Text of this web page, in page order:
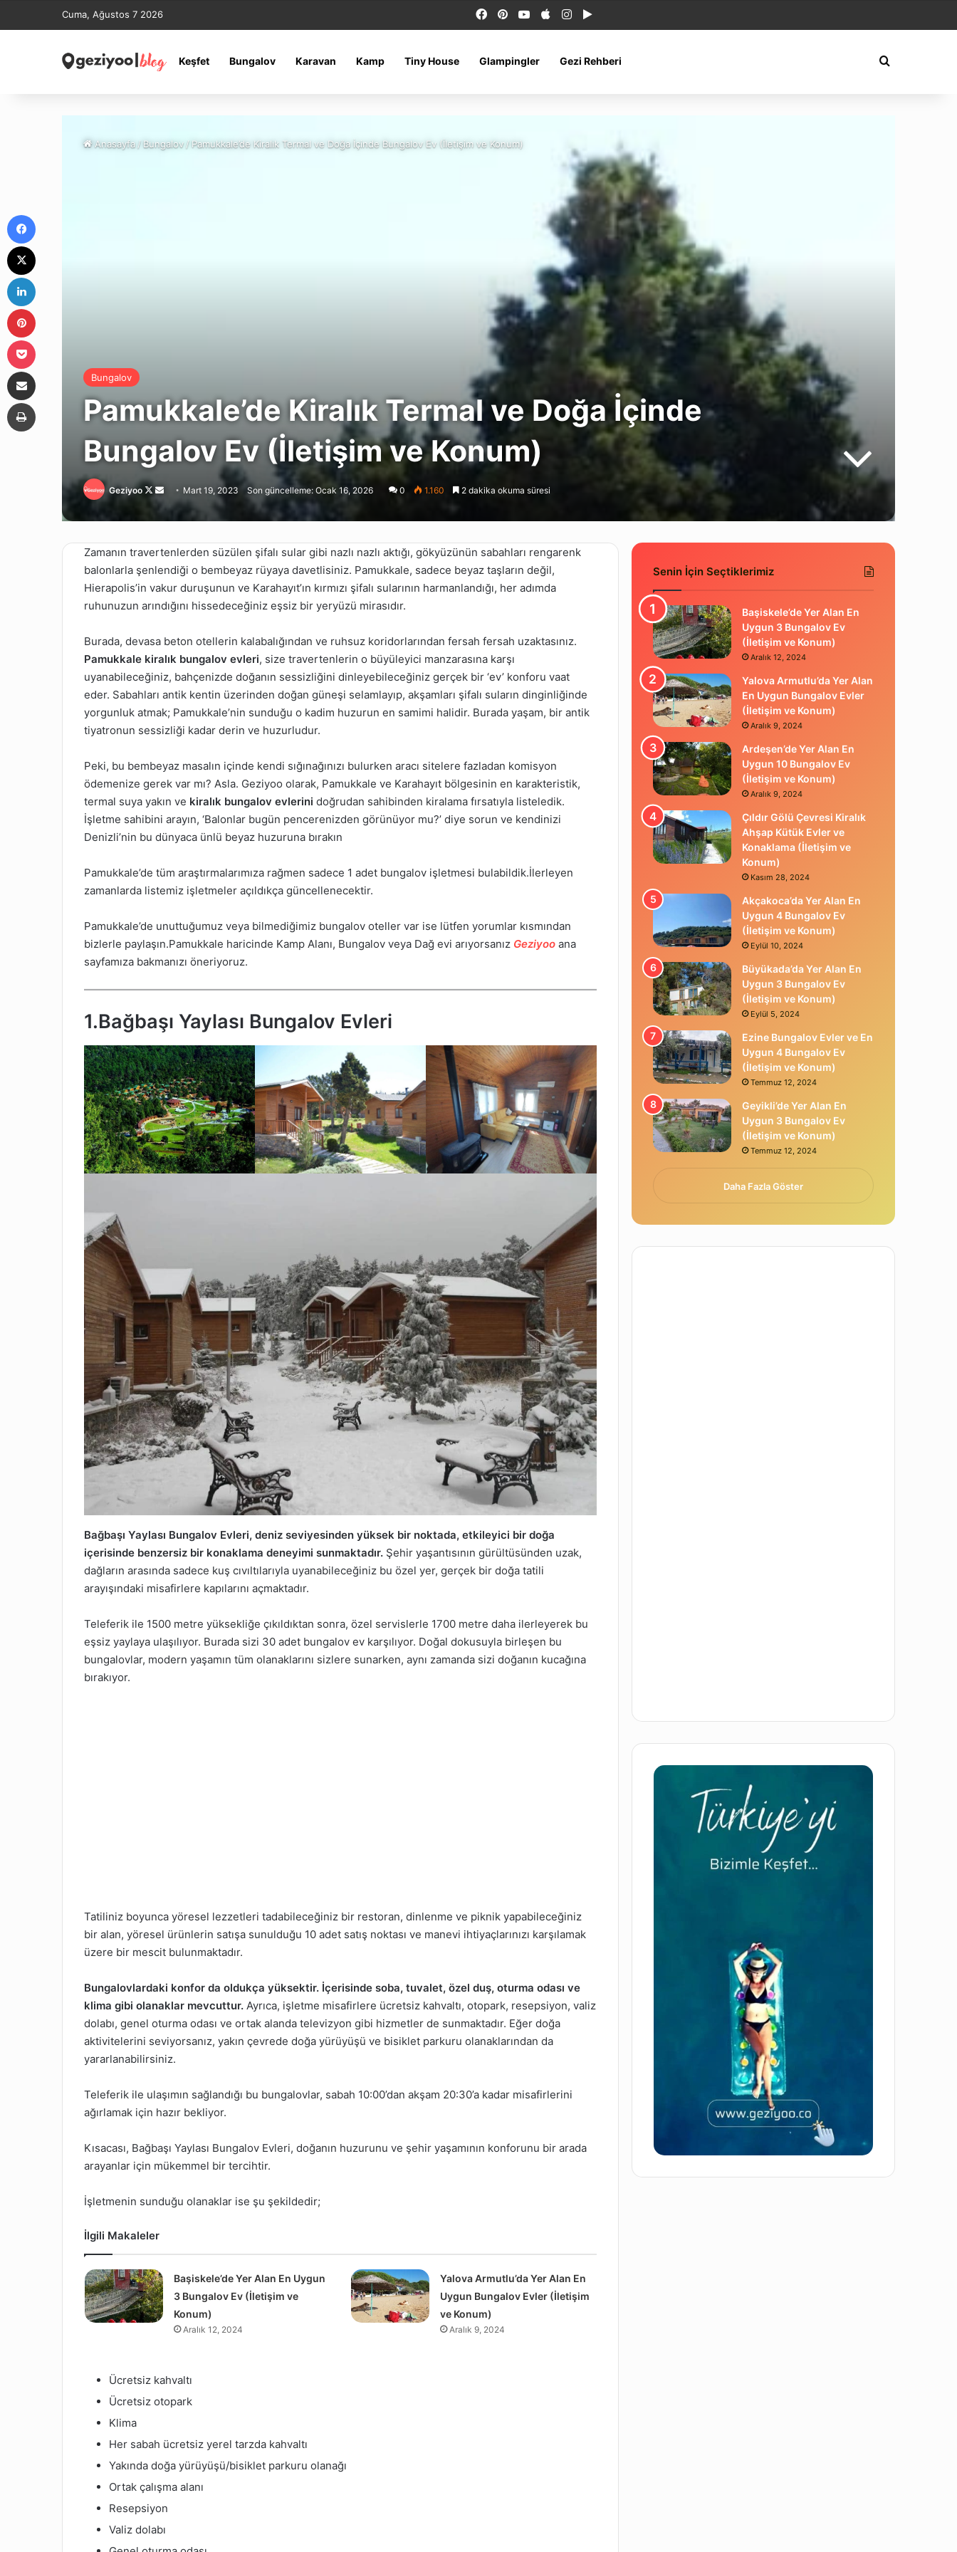
Cuma, Ağustos 7 2026 Facebook
PinterestYouTube
AppleInstagram
Google Play
Keşfet Bungalov Karavan Kamp Tiny House Glampingler Gezi Rehberi Arama yap
Anasayfa/Bungalov/Pamukkale’de Kiralık Termal ve Doğa İçinde Bungalov Ev (İletişim ve Konum)
Bungalov
Pamukkale’de Kiralık Termal ve Doğa İçinde
Bungalov Ev (İletişim ve Konum)
Geziyoo
Follow
X
Bir
e-
posta
Mart 19, 2023 Son güncelleme: Ocak 16, 2026 0 1.160 2 dakika okuma süresi
Zamanın travertenlerden süzülen şifalı sular gibi nazlı nazlı aktığı, gökyüzünün sabahları rengarenk
balonlarla şenlendiği o bembeyaz rüyaya davetlisiniz. Pamukkale, sadece beyaz taşların değil,
Hierapolis’in vakur duruşunun ve Karahayıt’ın kırmızı şifalı sularının harmanlandığı, her adımda
ruhunuzun arındığını hissedeceğiniz eşsiz bir yeryüzü mirasıdır.
Burada, devasa beton otellerin kalabalığından ve ruhsuz koridorlarından fersah fersah uzaktasınız.
Pamukkale kiralık bungalov evleri, size travertenlerin o büyüleyici manzarasına karşı
uyanabileceğiniz, bahçenizde doğanın sessizliğini dinleyebileceğiniz gerçek bir ‘ev’ konforu vaat
eder. Sabahları antik kentin üzerinden doğan güneşi selamlayıp, akşamları şifalı suların dinginliğinde
yorgunluk atmak; Pamukkale’nin sunduğu o kadim huzurun en samimi halidir. Burada yaşam, bir antik
tiyatronun sessizliği kadar derin ve huzurludur.
Peki, bu bembeyaz masalın içinde kendi sığınağınızı bulurken aracı sitelere fazladan komisyon
ödemenize gerek var mı? Asla. Geziyoo olarak, Pamukkale ve Karahayıt bölgesinin en karakteristik,
termal suya yakın ve kiralık bungalov evlerini doğrudan sahibinden kiralama fırsatıyla listeledik.
İşletme sahibini arayın, ‘Balonlar bugün pencerenizden görünüyor mu?’ diye sorun ve kendinizi
Denizli’nin bu dünyaca ünlü beyaz huzuruna bırakın
Pamukkale’de tüm araştırmalarımıza rağmen sadece 1 adet bungalov işletmesi bulabildik.İlerleyen
zamanlarda listemiz işletmeler açıldıkça güncellenecektir.
Pamukkale’de unuttuğumuz veya bilmediğimiz bungalov oteller var ise lütfen yorumlar kısmından
bizlerle paylaşın.Pamukkale haricinde Kamp Alanı, Bungalov veya Dağ evi arıyorsanız Geziyoo ana
sayfamıza bakmanızı öneriyoruz.
1.Bağbaşı Yaylası Bungalov Evleri
Bağbaşı Yaylası Bungalov Evleri, deniz seviyesinden yüksek bir noktada, etkileyici bir doğa
içerisinde benzersiz bir konaklama deneyimi sunmaktadır. Şehir yaşantısının gürültüsünden uzak,
dağların arasında sadece kuş cıvıltılarıyla uyanabileceğiniz bu özel yer, gerçek bir doğa tatili
arayışındaki misafirlere kapılarını açmaktadır.
Teleferik ile 1500 metre yüksekliğe çıkıldıktan sonra, özel servislerle 1700 metre daha ilerleyerek bu
eşsiz yaylaya ulaşılıyor. Burada sizi 30 adet bungalov ev karşılıyor. Doğal dokusuyla birleşen bu
bungalovlar, modern yaşamın tüm olanaklarını sizlere sunarken, aynı zamanda sizi doğanın kucağına
bırakıyor.
Tatiliniz boyunca yöresel lezzetleri tadabileceğiniz bir restoran, dinlenme ve piknik yapabileceğiniz
bir alan, yöresel ürünlerin satışa sunulduğu 10 adet satış noktası ve manevi ihtiyaçlarınızı karşılamak
üzere bir mescit bulunmaktadır.
Bungalovlardaki konfor da oldukça yüksektir. İçerisinde soba, tuvalet, özel duş, oturma odası ve
klima gibi olanaklar mevcuttur. Ayrıca, işletme misafirlere ücretsiz kahvaltı, otopark, resepsiyon, valiz
dolabı, genel oturma odası ve ortak alanda televizyon gibi hizmetler de sunmaktadır. Eğer doğa
aktivitelerini seviyorsanız, yakın çevrede doğa yürüyüşü ve bisiklet parkuru olanaklarından da
yararlanabilirsiniz.
Teleferik ile ulaşımın sağlandığı bu bungalovlar, sabah 10:00’dan akşam 20:30’a kadar misafirlerini
ağırlamak için hazır bekliyor.
Kısacası, Bağbaşı Yaylası Bungalov Evleri, doğanın huzurunu ve şehir yaşamının konforunu bir arada
arayanlar için mükemmel bir tercihtir.
İşletmenin sunduğu olanaklar ise şu şekildedir;
İlgili Makaleler
Başiskele’de Yer Alan En Uygun
3 Bungalov Ev (İletişim ve
Konum)
Aralık 12, 2024
Yalova Armutlu’da Yer Alan En
Uygun Bungalov Evler (İletişim
ve Konum)
Aralık 9, 2024
Ücretsiz kahvaltı
Ücretsiz otopark
Klima
Her sabah ücretsiz yerel tarzda kahvaltı
Yakında doğa yürüyüşü/bisiklet parkuru olanağı
Ortak çalışma alanı
Resepsiyon
Valiz dolabı
Senin İçin Seçtiklerimiz
Başiskele’de Yer Alan En
Uygun 3 Bungalov Ev
(İletişim ve Konum)
Aralık 12, 2024
Yalova Armutlu’da Yer Alan
En Uygun Bungalov Evler
(İletişim ve Konum)
Aralık 9, 2024
Ardeşen’de Yer Alan En
Uygun 10 Bungalov Ev
(İletişim ve Konum)
Aralık 9, 2024
Çıldır Gölü Çevresi Kiralık
Ahşap Kütük Evler ve
Konaklama (İletişim ve
Konum)
Kasım 28, 2024
Akçakoca’da Yer Alan En
Uygun 4 Bungalov Ev
(İletişim ve Konum)
Eylül 10, 2024
Büyükada’da Yer Alan En
Uygun 3 Bungalov Ev
(İletişim ve Konum)
Eylül 5, 2024
Ezine Bungalov Evler ve En
Uygun 4 Bungalov Ev
(İletişim ve Konum)
Temmuz 12, 2024
Geyikli’de Yer Alan En
Uygun 3 Bungalov Ev
(İletişim ve Konum)
Temmuz 12, 2024
Daha Fazla Göster